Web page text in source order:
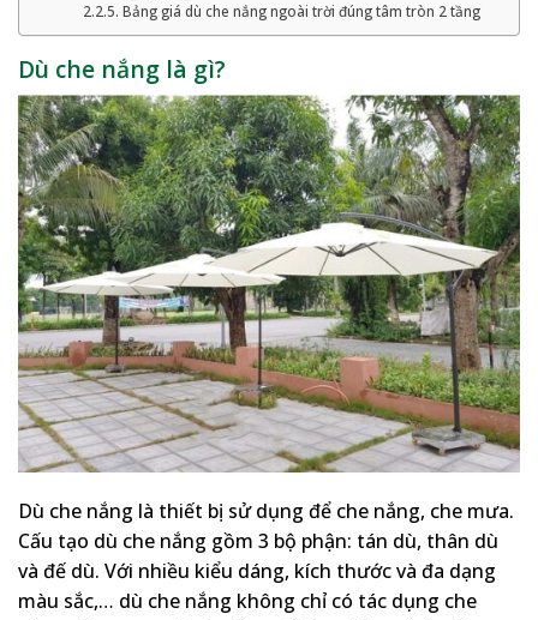
Bảng giá dù che nắng ngoài trời đúng tâm tròn 2 tầng
Dù che nắng là gì?
Dù che nắng là thiết bị sử dụng để che nắng, che mưa.
Cấu tạo dù che nắng gồm 3 bộ phận: tán dù, thân dù
và đế dù. Với nhiều kiểu dáng, kích thước và đa dạng
màu sắc,… dù che nắng không chỉ có tác dụng che